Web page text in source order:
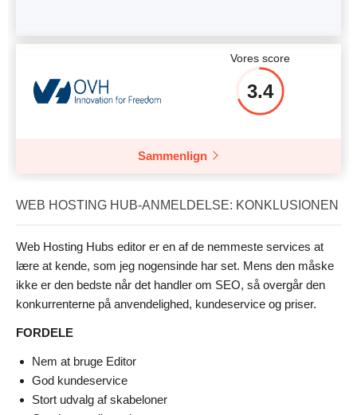
Vores score
3.4
Sammenlign
WEB HOSTING HUB-ANMELDELSE: KONKLUSIONEN
Web Hosting Hubs editor er en af de nemmeste services at
lære at kende, som jeg nogensinde har set. Mens den måske
ikke er den bedste når det handler om SEO, så overgår den
konkurrenterne på anvendelighed, kundeservice og priser.
FORDELE
Nem at bruge Editor
God kundeservice
Stort udvalg af skabeloner